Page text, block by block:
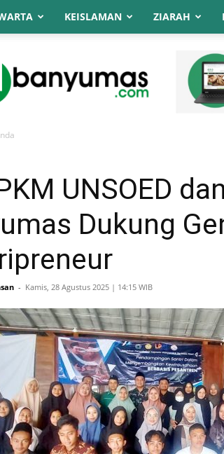
KEISLAMAN ZIARAH
UNSOED
Dukung
- Kamis, 28 Agustus 2025 | 14:15 WIB